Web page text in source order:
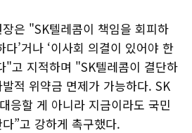
은 "SK텔레콤이 책임을 회피하
다’거나 ‘이사회 의결이 있어야 한
"고 지적하며 "SK텔레콤이 결단하
적 위약금 면제가 가능하다. SK
응할 게 아니라 지금이라도 국민
”고 강하게 촉구했다.